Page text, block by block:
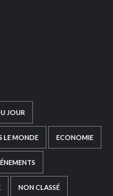
JOUR
LE MONDE ECONOMIE
NON CLASSÉ